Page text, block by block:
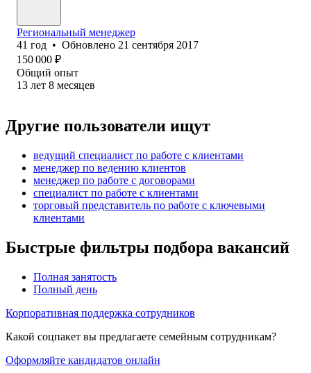
Региональный менеджер
41 год • Обновлено 21 сентября 2017
150 000 ₽
Общий опыт
13 лет 8 месяцев
Другие пользователи ищут
ведущий специалист по работе с клиентами
менеджер по ведению клиентов
менеджер по работе с договорами
специалист по работе с клиентами
торговый представитель по работе с ключевыми
клиентами
Быстрые фильтры подбора вакансий
Полная занятость
Полный день
Корпоративная поддержка сотрудников
Какой соцпакет вы предлагаете семейным сотрудникам?
Оформляйте кандидатов онлайн